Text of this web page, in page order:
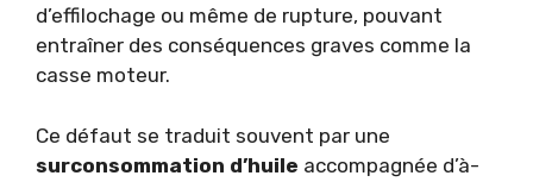
d’effilochage ou même de rupture, pouvant
entraîner des conséquences graves comme la
casse moteur.
Ce défaut se traduit souvent par une
surconsommation d’huile accompagnée d’à-